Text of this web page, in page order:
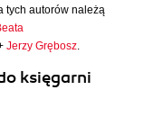
tych autorów należą
Jerzy Grębosz.
księgarni